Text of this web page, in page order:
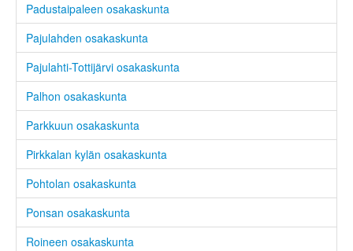
Padustaipaleen osakaskunta
Pajulahden osakaskunta
Pajulahti-Tottijärvi osakaskunta
Palhon osakaskunta
Parkkuun osakaskunta
Pirkkalan kylän osakaskunta
Pohtolan osakaskunta
Ponsan osakaskunta
Roineen osakaskunta